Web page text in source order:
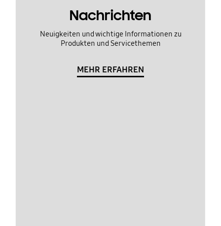
Nachrichten
Neuigkeiten und wichtige Informationen zu
Produkten und Servicethemen
MEHR ERFAHREN